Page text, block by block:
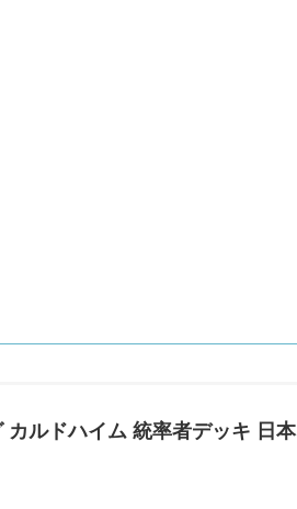
ルドハイム 統率者デッキ 日本